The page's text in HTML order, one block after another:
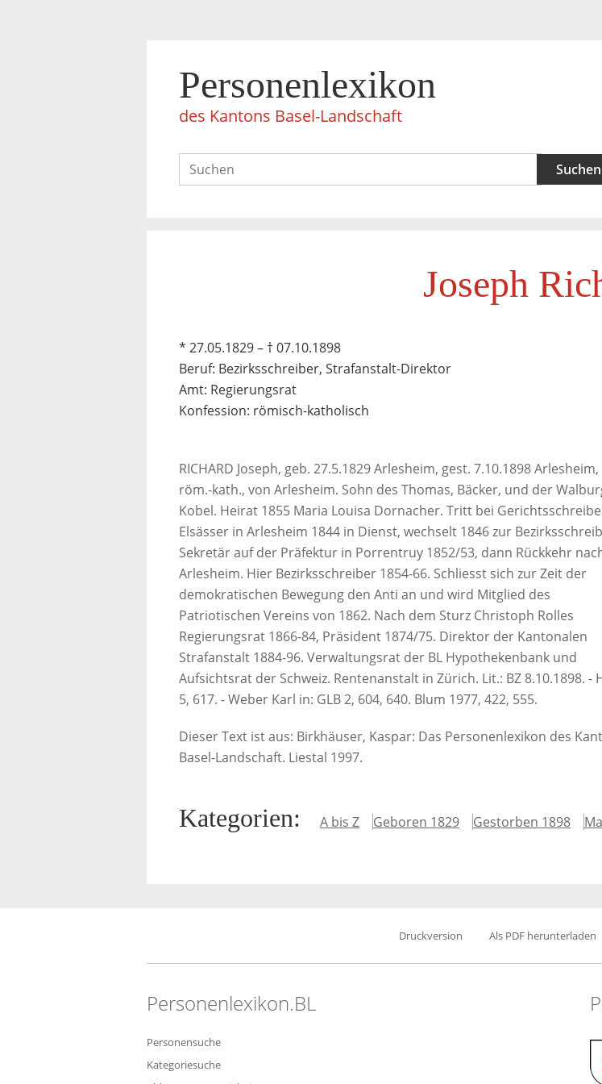
Personenlexikon
des Kantons Basel-Landschaft
Joseph
* 27.05.1829 – † 07.10.1898
Beruf: Bezirksschreiber, Strafanstalt-Direktor
Amt: Regierungsrat
Konfession: römisch-katholisch
RICHARD Joseph, geb. 27.5.1829 Arlesheim, gest. 7.10.1898 Arlesheim,
röm.-kath., von Arlesheim. Sohn des Thomas, Bäcker, und der
Kobel. Heirat 1855 Maria Louisa Dornacher. Tritt bei
Elsässer in Arlesheim 1844 in Dienst, wechselt 1846 zur
Sekretär auf der Präfektur in Porrentruy 1852/53, dann Rückkehr
Arlesheim. Hier Bezirksschreiber 1854-66. Schliesst sich zur Zeit der
demokratischen Bewegung den Anti an und wird Mitglied des
Patriotischen Vereins von 1862. Nach dem Sturz Christoph Rolles
Regierungsrat 1866-84, Präsident 1874/75. Direktor der Kantonalen
Strafanstalt 1884-96. Verwaltungsrat der BL Hypothekenbank und
Aufsichtsrat der Schweiz. Rentenanstalt in Zürich. Lit.: BZ 8.10.1898. -
5, 617. - Weber Karl in: GLB 2, 604, 640. Blum 1977, 422, 555.
Dieser Text ist aus: Birkhäuser, Kaspar: Das Personenlexikon des
Basel-Landschaft. Liestal 1997.
Kategorien: A bis Z Geboren 1829 Gestorben 1898
Druckversion Als PDF herunterladen
Personenlexikon.BL
Personensuche
Kategoriesuche